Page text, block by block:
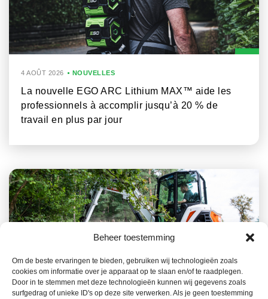
Beheer toestemming
Om de beste ervaringen te bieden, gebruiken wij technologieën zoals
cookies om informatie over je apparaat op te slaan en/of te raadplegen.
Door in te stemmen met deze technologieën kunnen wij gegevens zoals
surfgedrag of unieke ID's op deze site verwerken. Als je geen toestemming
4 AOÛT 2026 NOUVELLES
La nouvelle EGO ARC Lithium MAX™ aide les
professionnels à accomplir jusqu’à 20 % de
travail en plus par jour
NOUVELLES
La gamme Bobcat, un atout clé dans la